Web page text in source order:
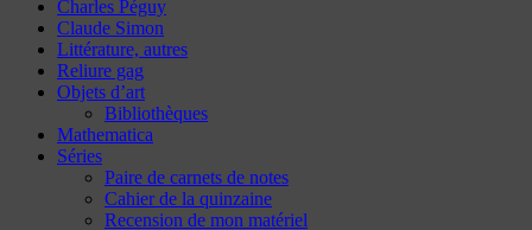
Charles Péguy
Claude Simon
Littérature, autres
Reliure gag
Objets d’art
Bibliothèques
Mathematica
Séries
Paire de carnets de notes
Cahier de la quinzaine
Recension de mon matériel